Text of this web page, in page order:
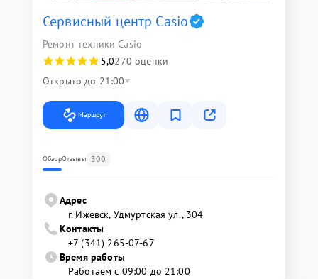
Сервисный центр Casio
Ремонт техники Casio
5,0270 оценки
Открыто до 21:00
Маршрут
ОбзорОтзывы 300
Адрес
г. Ижевск, Удмуртская ул., 304
Контакты
+7 (341) 265-07-67
Время работы
Работаем с 09:00 до 21:00